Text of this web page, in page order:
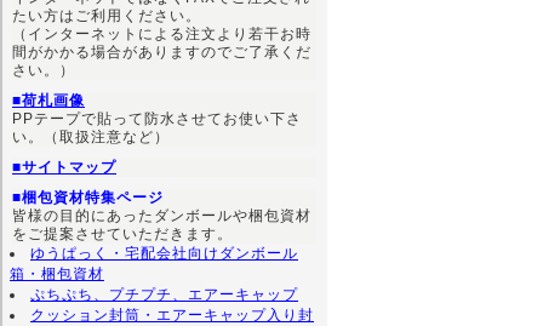
たい方はご利用ください。
（インターネットによる注文より若干お時
間がかかる場合がありますのでご了承くだ
さい。）
■荷札画像
PPテープで貼って防水させてお使い下さ
い。（取扱注意など）
■サイトマップ
■梱包資材特集ページ
皆様の目的にあったダンボールや梱包資材
をご提案させていただきます。
ゆうぱっく・宅配会社向けダンボール
箱・梱包資材
ぷちぷち、プチプチ、エアーキャップ
クッション封筒・エアーキャップ入り封